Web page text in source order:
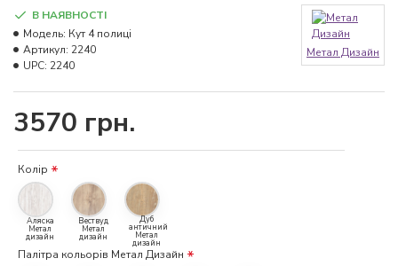
3570 грн.
В НАЯВНОСТІ
Модель: Кут 4 полиці
Артикул: 2240
UPC: 2240
Метал Дизайн
Колір
Аляска
Метал
дизайн
Вествуд
Метал
дизайн
Дуб
античний
Метал
дизайн
Палітра кольорів Метал Дизайн